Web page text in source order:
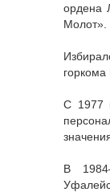
ордена
Молот».
С 1977
В